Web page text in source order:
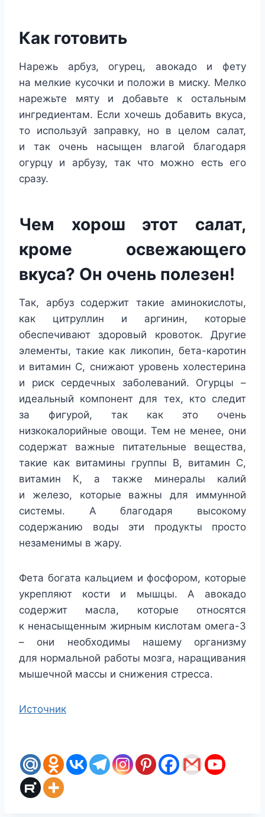
Как готовить
Нарежь арбуз, огурец, авокадо и фету
на мелкие кусочки и положи в миску. Мелко
нарежьте мяту и добавьте к остальным
ингредиентам. Если хочешь добавить вкуса,
то используй заправку, но в целом салат,
и так очень насыщен влагой благодаря
огурцу и арбузу, так что можно есть его
сразу.
Чем хорош этот салат,
кроме освежающего
вкуса? Он очень полезен!
Так, арбуз содержит такие аминокислоты,
как цитруллин и аргинин, которые
обеспечивают здоровый кровоток. Другие
элементы, такие как ликопин, бета-каротин
и витамин С, снижают уровень холестерина
и риск сердечных заболеваний. Огурцы –
идеальный компонент для тех, кто следит
за фигурой, так как это очень
низкокалорийные овощи. Тем не менее, они
содержат важные питательные вещества,
такие как витамины группы В, витамин С,
витамин К, а также минералы калий
и железо, которые важны для иммунной
системы. А благодаря высокому
содержанию воды эти продукты просто
незаменимы в жару.
Фета богата кальцием и фосфором, которые
укрепляют кости и мышцы. А авокадо
содержит масла, которые относятся
к ненасыщенным жирным кислотам омега-3
– они необходимы нашему организму
для нормальной работы мозга, наращивания
мышечной массы и снижения стресса.
Источник